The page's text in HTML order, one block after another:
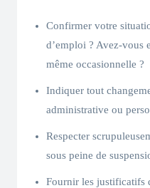
Confirmer votre
d’emploi ? Avez-vous
même occasionnelle ?
Indiquer tout
administrative ou
Respecter
sous peine de
Fournir les justificatifs